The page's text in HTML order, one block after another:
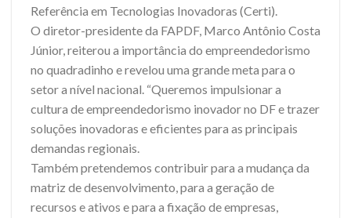
Referência em Tecnologias Inovadoras (Certi).
O diretor-presidente da FAPDF, Marco Antônio Costa
Júnior, reiterou a importância do empreendedorismo
no quadradinho e revelou uma grande meta para o
setor a nível nacional. “Queremos impulsionar a
cultura de empreendedorismo inovador no DF e trazer
soluções inovadoras e eficientes para as principais
demandas regionais.
Também pretendemos contribuir para a mudança da
matriz de desenvolvimento, para a geração de
recursos e ativos e para a fixação de empresas,